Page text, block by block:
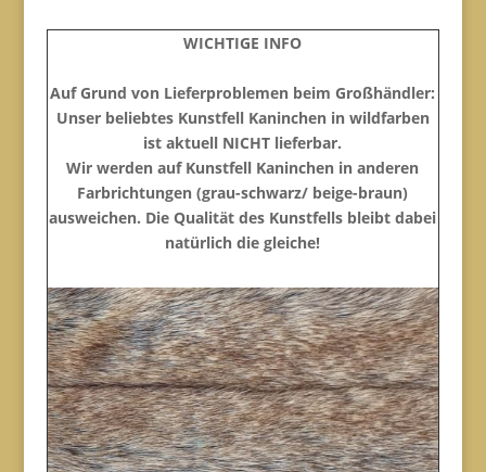
WICHTIGE INFO
Auf Grund von Lieferproblemen beim Großhändler:
Unser beliebtes Kunstfell Kaninchen in wildfarben
ist aktuell NICHT lieferbar.
Wir werden auf Kunstfell Kaninchen in anderen
Farbrichtungen (grau-schwarz/ beige-braun)
ausweichen. Die Qualität des Kunstfells bleibt dabei
natürlich die gleiche!